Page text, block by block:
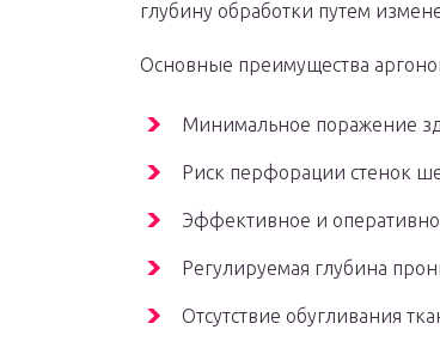
глубину обработки путем
Основные преимущества
Минимальное поражение
Риск перфорации стенок
Эффективное и
Регулируемая глубина
Отсутствие обугливания